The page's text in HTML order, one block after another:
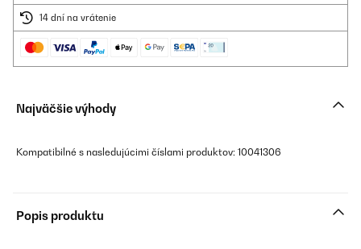
14 dní na vrátenie
Najväčšie výhody
Kompatibilné s nasledujúcimi číslami produktov: 10041306
Popis produktu